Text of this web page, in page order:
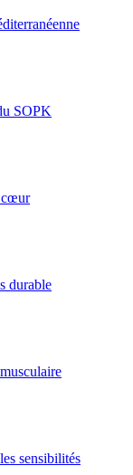
SOPK
cœur
durable
sensibilités